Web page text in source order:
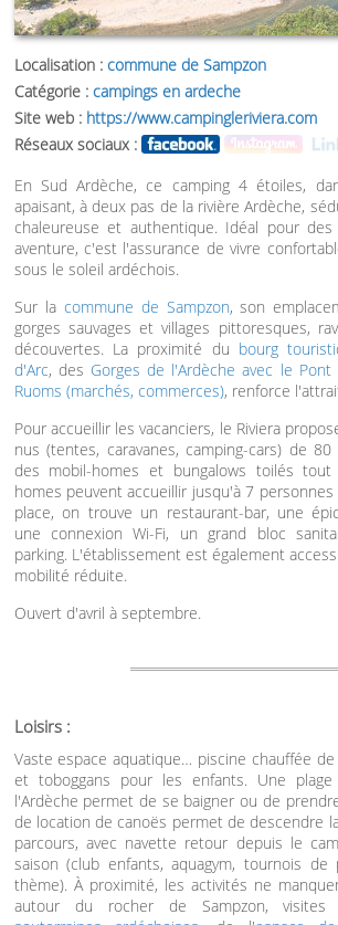
Localisation : commune de Sampzon
Catégorie : campings en ardeche
Site web : https://www.campingleriviera.com
Réseaux sociaux :
En Sud Ardèche, ce camping 4 étoiles,
apaisant, à deux pas de la rivière Ardèche,
chaleureuse et authentique. Idéal pour
aventure, c'est l'assurance de vivre
sous le soleil ardéchois.
Sur la commune de Sampzon, son
gorges sauvages et villages pittoresques,
découvertes. La proximité du bourg
d'Arc, des Gorges de l'Ardèche avec le Pont
Ruoms (marchés, commerces), renforce
Pour accueillir les vacanciers, le Riviera
nus (tentes, caravanes, camping-cars) de
des mobil-homes et bungalows toilés
homes peuvent accueillir jusqu'à 7
place, on trouve un restaurant-bar, une
une connexion Wi-Fi, un grand bloc
parking. L'établissement est également
mobilité réduite.
Ouvert d'avril à septembre.
Loisirs :
Vaste espace aquatique… piscine chauffée de
et toboggans pour les enfants. Une
l'Ardèche permet de se baigner ou de
de location de canoës permet de descendre
parcours, avec navette retour depuis le
saison (club enfants, aquagym, tournois de
thème). À proximité, les activités ne
autour du rocher de Sampzon,